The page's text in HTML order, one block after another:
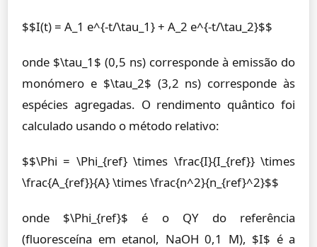
$$I(t) = A_1 e^{-t/\tau_1} + A_2 e^{-t/\tau_2}$$
onde $\tau_1$ (0,5 ns) corresponde à emissão do
monómero e $\tau_2$ (3,2 ns) corresponde às
espécies agregadas. O rendimento quântico foi
calculado usando o método relativo:
$$\Phi = \Phi_{ref} \times \frac{I}{I_{ref}} \times
\frac{A_{ref}}{A} \times \frac{n^2}{n_{ref}^2}$$
onde $\Phi_{ref}$ é o QY do referência
(fluoresceína em etanol, NaOH 0,1 M), $I$ é a